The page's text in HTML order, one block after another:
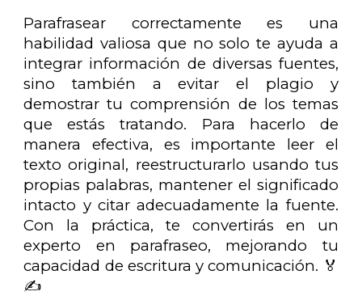
Parafrasear correctamente es una
habilidad valiosa que no solo te ayuda a
integrar información de diversas fuentes,
sino también a evitar el plagio y
demostrar tu comprensión de los temas
que estás tratando. Para hacerlo de
manera efectiva, es importante leer el
texto original, reestructurarlo usando tus
propias palabras, mantener el significado
intacto y citar adecuadamente la fuente.
Con la práctica, te convertirás en un
experto en parafraseo, mejorando tu
capacidad de escritura y comunicación. 🏅
✍️